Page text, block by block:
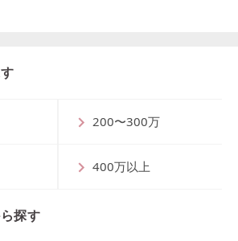
200〜300万
400万以上
探す